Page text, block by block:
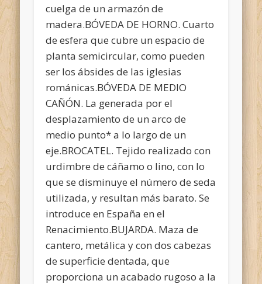
cuelga de un armazón de
madera.BÓVEDA DE HORNO. Cuarto
de esfera que cubre un espacio de
planta semicircular, como pueden
ser los ábsides de las iglesias
románicas.BÓVEDA DE MEDIO
CAÑÓN. La generada por el
desplazamiento de un arco de
medio punto* a lo largo de un
eje.BROCATEL. Tejido realizado con
urdimbre de cáñamo o lino, con lo
que se disminuye el número de seda
utilizada, y resultan más barato. Se
introduce en España en el
Renacimiento.BUJARDA. Maza de
cantero, metálica y con dos cabezas
de superficie dentada, que
proporciona un acabado rugoso a la